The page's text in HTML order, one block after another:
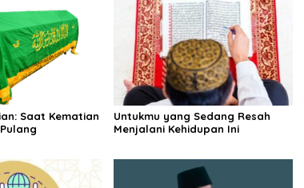
Saat Kematian
Untukmu yang Sedang Resah
Menjalani Kehidupan Ini